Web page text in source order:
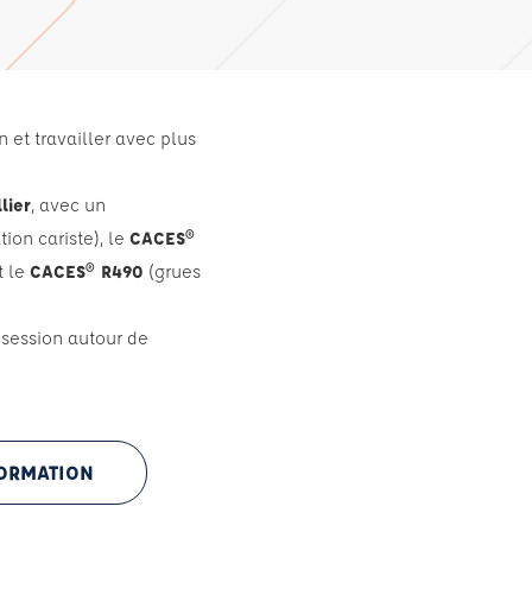
et travailler avec plus
, avec un
cariste), le CACES®
le CACES® R490 (grues
autour de